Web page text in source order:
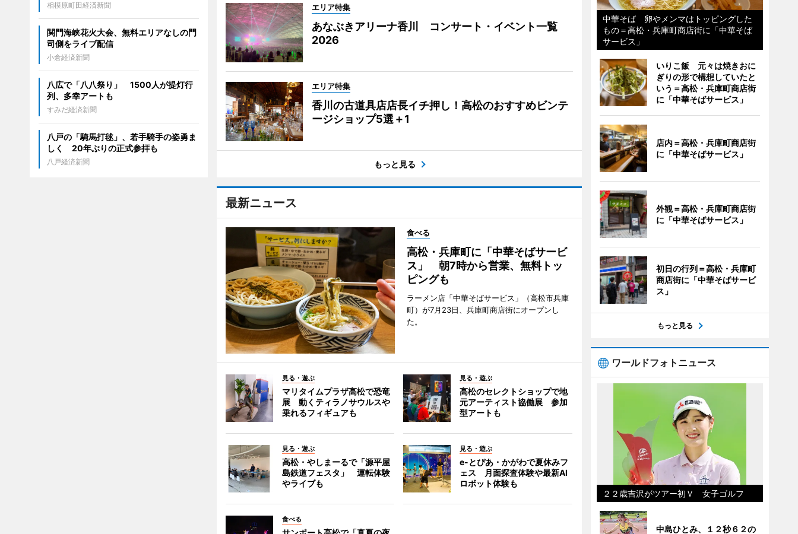
エリア特集
あなぶきアリーナ香川 コンサート・イベント一覧
2026
エリア特集
香川の古道具店店長イチ押し！高松のおすすめビンテ
ージショップ5選＋1
もっと見る
最新ニュース
食べる
高松・兵庫町に「中華そばサービ
ス」 朝7時から営業、無料トッ
ピングも
ラーメン店「中華そばサービス」（高松市兵庫
町）が7月23日、兵庫町商店街にオープンし
た。
見る・遊ぶ
マリタイムプラザ高松で恐竜
展 動くティラノサウルスや
乗れるフィギュアも
見る・遊ぶ
高松のセレクトショップで地
元アーティスト協働展 参加
型アートも
見る・遊ぶ
高松・やしまーるで「源平屋
島鉄道フェスタ」 運転体験
やライブも
見る・遊ぶ
e-とぴあ・かがわで夏休みフ
ェス 月面探査体験や最新AI
ロボット体験も
食べる
相模原町田経済新聞
関門海峡花火大会、無料エリアなしの門
司側をライブ配信
小倉経済新聞
八広で「八八祭り」 1500人が提灯行
列、多幸アートも
すみだ経済新聞
八戸の「騎馬打毬」、若手騎手の姿勇ま
しく 20年ぶりの正式参拝も
八戸経済新聞
中華そば 卵やメンマはトッピングした
もの＝高松・兵庫町商店街に「中華そば
サービス」
いりこ飯 元々は焼きおに
ぎりの形で構想していたと
いう＝高松・兵庫町商店街
に「中華そばサービス」
店内＝高松・兵庫町商店街
に「中華そばサービス」
外観＝高松・兵庫町商店街
に「中華そばサービス」
初日の行列＝高松・兵庫町
商店街に「中華そばサービ
ス」
もっと見る
ワールドフォトニュース
２２歳吉沢がツアー初Ｖ 女子ゴルフ
中島ひとみ、１２秒６２の